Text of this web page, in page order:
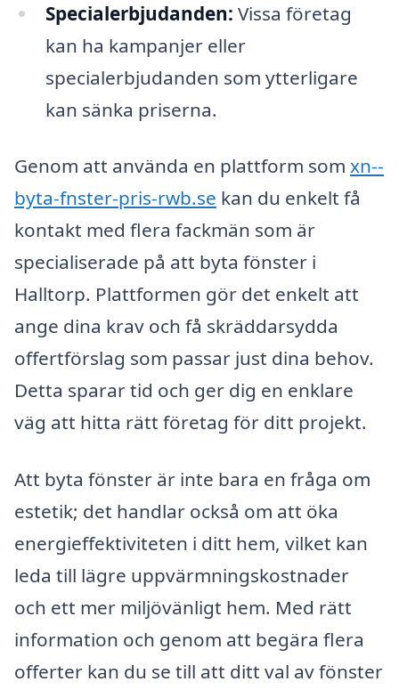
Specialerbjudanden: Vissa företag
kan ha kampanjer eller
specialerbjudanden som ytterligare
kan sänka priserna.
Genom att använda en plattform som xn--
byta-fnster-pris-rwb.se kan du enkelt få
kontakt med flera fackmän som är
specialiserade på att byta fönster i
Halltorp. Plattformen gör det enkelt att
ange dina krav och få skräddarsydda
offertförslag som passar just dina behov.
Detta sparar tid och ger dig en enklare
väg att hitta rätt företag för ditt projekt.
Att byta fönster är inte bara en fråga om
estetik; det handlar också om att öka
energieffektiviteten i ditt hem, vilket kan
leda till lägre uppvärmningskostnader
och ett mer miljövänligt hem. Med rätt
information och genom att begära flera
offerter kan du se till att ditt val av fönster